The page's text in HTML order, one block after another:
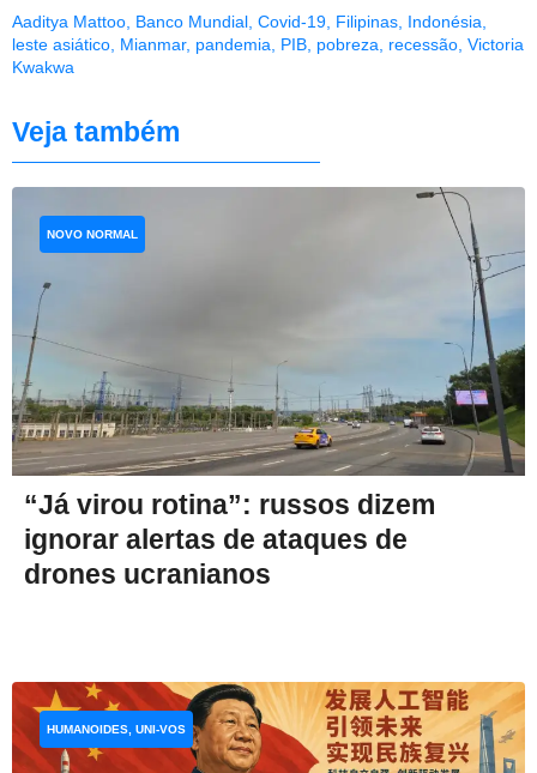
Aaditya Mattoo Banco Mundial Covid-19 Filipinas Indonésia
leste asiático Mianmar, pandemia PIB pobreza recessão Victoria
Kwakwa
Veja também
“Já virou rotina”: russos dizem
ignorar alertas de ataques de
drones ucranianos
NOVO NORMAL
HUMANOIDES, UNI-VOS